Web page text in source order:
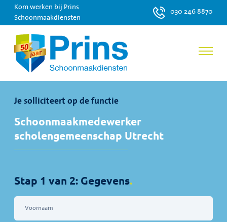
Kom werken bij Prins
Schoonmaakdiensten
030 246 8870
Je solliciteert op de functie
Schoonmaakmedewerker
scholengemeenschap Utrecht
Stap 1 van 2: Gegevens.